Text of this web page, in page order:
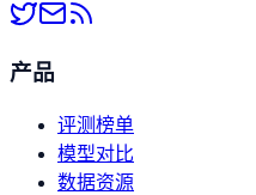
产品
评测榜单
模型对比
数据资源